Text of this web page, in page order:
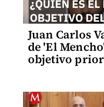
Juan Carlos
de 'El
objetivo